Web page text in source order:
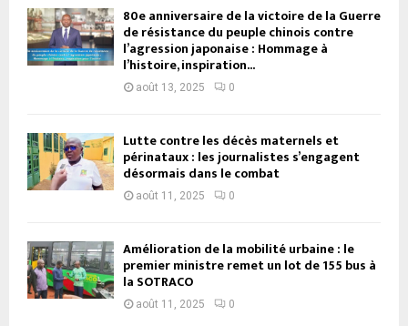
80e anniversaire de la victoire de la Guerre
de résistance du peuple chinois contre
l’agression japonaise : Hommage à
l’histoire, inspiration...
août 13, 2025 0
Lutte contre les décès maternels et
périnataux : les journalistes s’engagent
désormais dans le combat
août 11, 2025 0
Amélioration de la mobilité urbaine : le
premier ministre remet un lot de 155 bus à
la SOTRACO
août 11, 2025 0